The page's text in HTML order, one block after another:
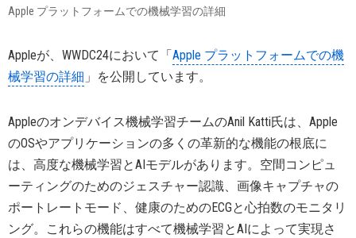
Apple プラットフォームでの機械学習の詳細
Appleが、WWDC24において「 Apple プラットフォームでの機
械学習の詳細 」を公開しています。
Appleのオンデバイス機械学習チームのAnil Katti氏は、Apple
のOSやアプリケーションの多くの革新的な機能の根底に
は、高度な機械学習とAIモデルがあります。空間コンピュ
ーティングのためのジェスチャー認識、画像キャプチャの
ポートレートモード、健康のためのECGと心拍数のモニタリ
ング。これらの機能はすべて機械学習とAIによって実現さ